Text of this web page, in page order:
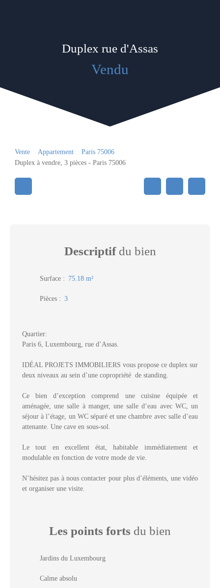
Duplex rue d'Assas
Vendu
Vente Appartement
Paris 75006
Duplex à vendre, 3 pièces - Paris 75006
Descriptifdu bien
Surface : 75.18 m²
Pièces : 3
Quartier:
Paris 6, Luxembourg, rue d’Assas.
IDÉAL PROJETS IMMOBILIERS vous propose ce duplex sur
deux niveaux au sein d’une copropriété de standing.
Ce bien d’exception comprend une cuisine équipée et
aménagée, une salle à manger, une salle d‘eau avec WC, un
séjour à l’étage, un WC séparé et une chambre avec salle d’eau
attenante. Une cave en sous-sol.
Le tout en excellent état, habitable immédiatement et
modulable en fonction de votre mode de vie.
N’hésitez pas à nous contacter pour plus d’éléments, une vidéo
et organiser une visite.
Les points forts du bien
Jardins du Luxembourg
Calme absolu